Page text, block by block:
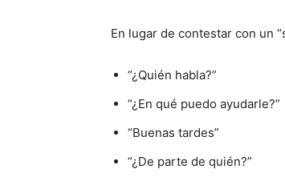
En lugar de contestar con un
“¿Quién habla?”
“¿En qué puedo ayudarle?”
“Buenas tardes”
“¿De parte de quién?”